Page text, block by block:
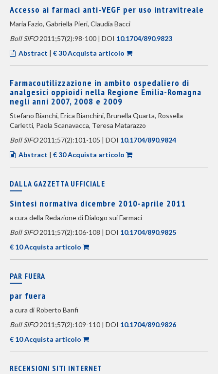
Accesso ai farmaci anti-VEGF per uso intravitreale
Maria Fazio, Gabriella Pieri, Claudia Bacci
Boll SIFO2011;57(2):98-100 | DOI 10.1704/890.9823
Abstract | € 30 Acquista articolo
Farmacoutilizzazione in ambito ospedaliero di
analgesici oppioidi nella Regione Emilia-Romagna
negli anni 2007, 2008 e 2009
Stefano Bianchi, Erica Bianchini, Brunella Quarta, Rossella
Carletti, Paola Scanavacca, Teresa Matarazzo
Boll SIFO2011;57(2):101-105 | DOI 10.1704/890.9824
Abstract | € 30 Acquista articolo
DALLA GAZZETTA UFFICIALE
Sintesi normativa dicembre 2010-aprile 2011
a cura della Redazione di Dialogo sui Farmaci
Boll SIFO2011;57(2):106-108 | DOI 10.1704/890.9825
€ 10 Acquista articolo
PAR FUERA
par fuera
a cura di Roberto Banfi
Boll SIFO2011;57(2):109-110 | DOI 10.1704/890.9826
€ 10 Acquista articolo
RECENSIONI SITI INTERNET